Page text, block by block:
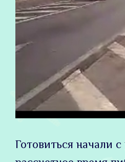
Готовиться начали с